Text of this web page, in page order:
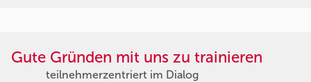
Gute Gründen mit uns zu trainieren
teilnehmerzentriert im Dialog